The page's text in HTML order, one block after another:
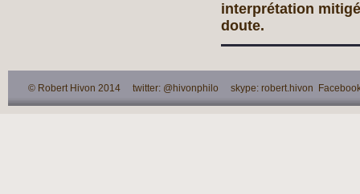
interprétation
doute.
© Robert Hivon 2014 twitter: @hivonphilo skype: robert.hivon